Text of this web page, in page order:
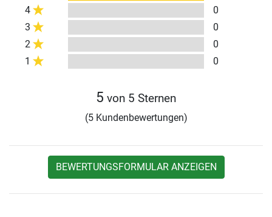
4
0
3
0
2
0
1
0
5 von 5 Sternen
(5 Kundenbewertungen)
BEWERTUNGSFORMULAR ANZEIGEN